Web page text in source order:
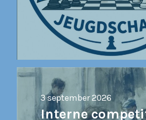
3 september 2026
Interne